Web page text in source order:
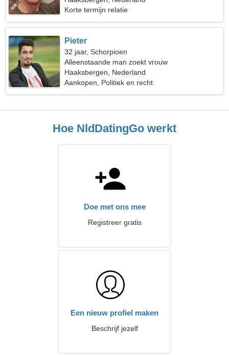
Korte termijn relatie
Pieter
32 jaar, Schorpioen
Alleenstaande man zoekt vrouw
Haaksbergen, Nederland
Aankopen, Politiek en recht
Hoe NldDatingGo werkt
Doe met ons mee
Registreer gratis
Een nieuw profiel maken
Beschrijf jezelf